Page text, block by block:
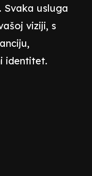
Svaka usluga
viziji, s
identitet.